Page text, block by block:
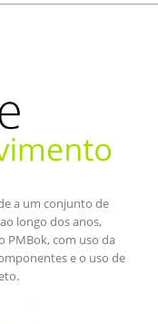
a um conjunto de
longo dos anos,
PMBok, com uso da
e o uso de